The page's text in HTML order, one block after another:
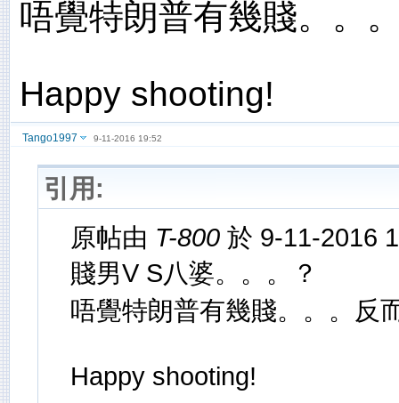
唔覺特朗普有幾賤。。
Happy shooting!
Tango1997 9-11-2016 19:52
引用:
原帖由 T-800於 9-11-2016
賤男V S八婆。。。？
唔覺特朗普有幾賤。。。反
Happy shooting!